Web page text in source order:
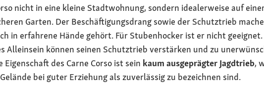
nicht in eine kleine Stadtwohnung, sondern idealerweise auf
Garten. Der Beschäftigungsdrang sowie der Schutztrieb
in erfahrene Hände gehört. Für Stubenhocker ist er nicht
Alleinsein können seinen Schutztrieb verstärken und zu
Eigenschaft des Carne Corso ist sein kaum ausgeprägter Jagdtrieb,
bei guter Erziehung als zuverlässig zu bezeichnen sind.